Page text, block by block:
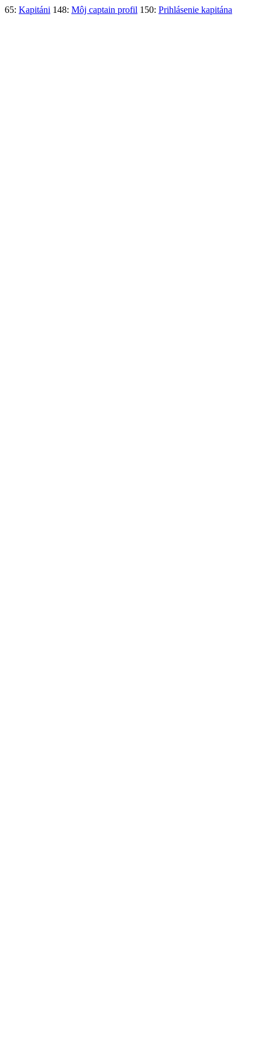
65: Kapitáni 148: Môj captain profil 150: Prihlásenie kapitána